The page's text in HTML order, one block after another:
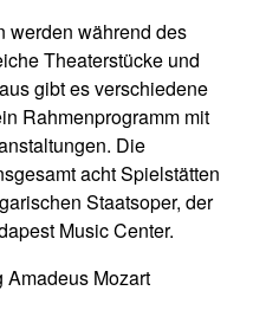
werden während des
Theaterstücke und
gibt es verschiedene
Rahmenprogramm mit
Die
acht Spielstätten
Staatsoper, der
Music Center.
Amadeus Mozart